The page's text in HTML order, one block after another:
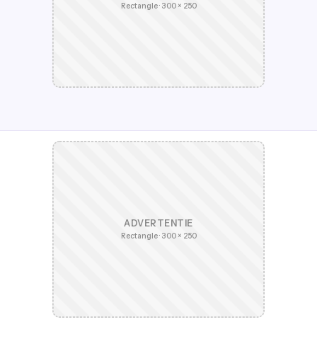
Rectangle · 300 × 250
ADVERTENTIE
Rectangle · 300 × 250